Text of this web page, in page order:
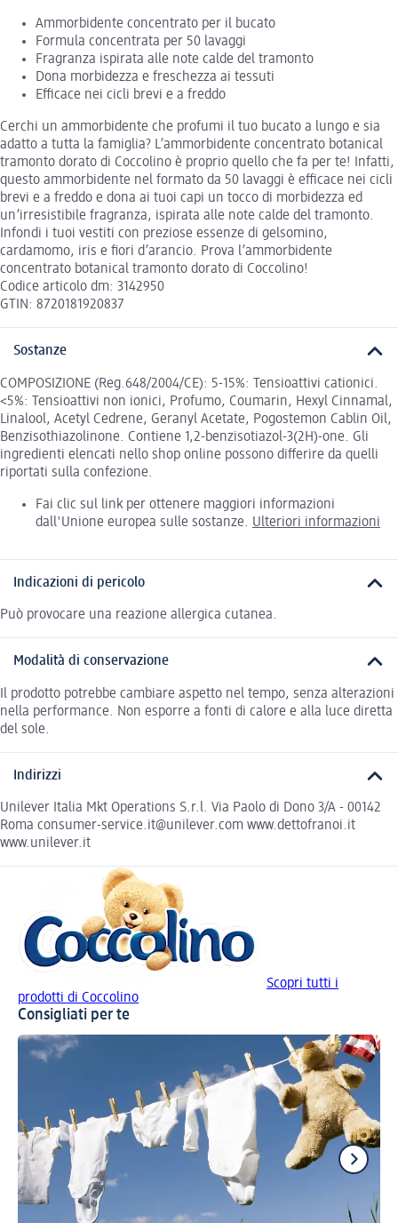
Ammorbidente concentrato per il bucato
Formula concentrata per 50 lavaggi
Fragranza ispirata alle note calde del tramonto
Dona morbidezza e freschezza ai tessuti
Efficace nei cicli brevi e a freddo
Cerchi un ammorbidente che profumi il tuo bucato a lungo e sia
adatto a tutta la famiglia? L’ammorbidente concentrato botanical
tramonto dorato di Coccolino è proprio quello che fa per te! Infatti,
questo ammorbidente nel formato da 50 lavaggi è efficace nei cicli
brevi e a freddo e dona ai tuoi capi un tocco di morbidezza ed
un’irresistibile fragranza, ispirata alle note calde del tramonto.
Infondi i tuoi vestiti con preziose essenze di gelsomino,
cardamomo, iris e fiori d’arancio. Prova l’ammorbidente
concentrato botanical tramonto dorato di Coccolino!
Codice articolo dm: 3142950
GTIN: 8720181920837
Sostanze
COMPOSIZIONE (Reg.648/2004/CE): 5-15%: Tensioattivi cationici.
<5%: Tensioattivi non ionici, Profumo, Coumarin, Hexyl Cinnamal,
Linalool, Acetyl Cedrene, Geranyl Acetate, Pogostemon Cablin Oil,
Benzisothiazolinone. Contiene 1,2-benzisotiazol-3(2H)-one. Gli
ingredienti elencati nello shop online possono differire da quelli
riportati sulla confezione.
Fai clic sul link per ottenere maggiori informazioni
dall'Unione europea sulle sostanze. Ulteriori informazioni
Indicazioni di pericolo
Può provocare una reazione allergica cutanea.
Modalità di conservazione
Il prodotto potrebbe cambiare aspetto nel tempo, senza alterazioni
nella performance. Non esporre a fonti di calore e alla luce diretta
del sole.
Indirizzi
Unilever Italia Mkt Operations S.r.l. Via Paolo di Dono 3/A - 00142
Roma consumer-service.it@unilever.com www.dettofranoi.it
www.unilever.it
Scopri tutti i
prodotti di Coccolino
Consigliati per te